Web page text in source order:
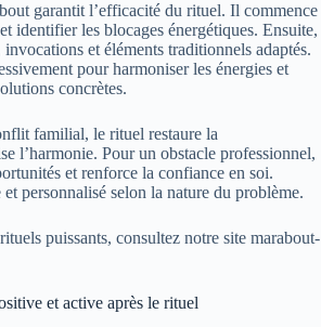
garantit l’efficacité du rituel. Il commence
identifier les blocages énergétiques. Ensuite,
et éléments traditionnels adaptés.
pour harmoniser les énergies et
concrètes.
familial, le rituel restaure la
l’harmonie. Pour un obstacle professionnel,
et renforce la confiance en soi.
personnalisé selon la nature du problème.
puissants, consultez notre site marabout-
et active après le rituel